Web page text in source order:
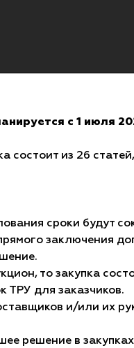
с 1 июля
состоит из 26
сроки будут
заключения
то закупка
ТРУ для заказчиков.
и/или их
решение в